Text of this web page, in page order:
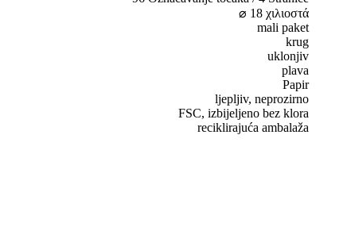
⌀ 18 χιλιοστά
mali paket
krug
uklonjiv
plava
Papir
ljepljiv, neprozirno
FSC, izbijeljeno bez klora
reciklirajuća ambalaža